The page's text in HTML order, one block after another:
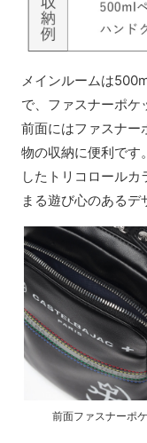
メインルームは
で、ファスナーポケ
前面にはファスナー
物の収納に便利です
したトリコロール
まる遊び心のあるデ
前面ファスナーポ